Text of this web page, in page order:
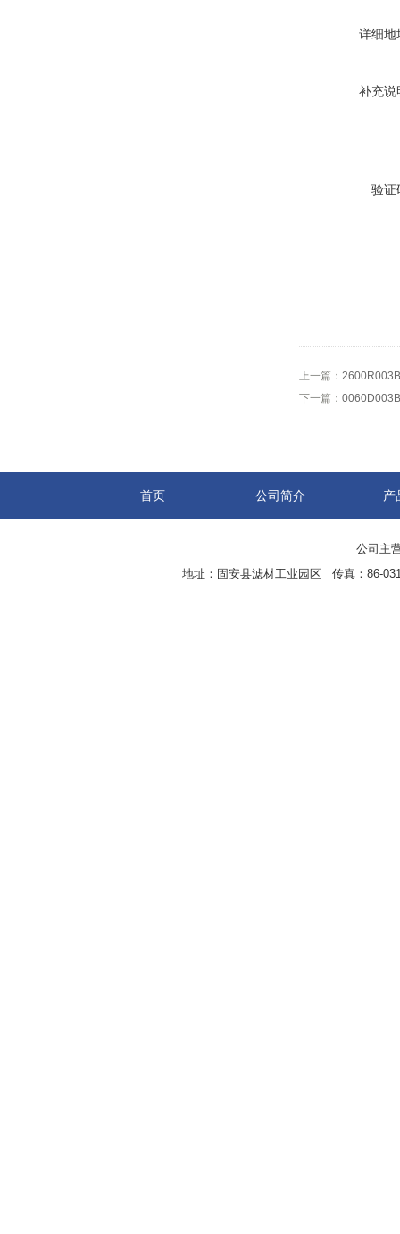
详细地
补充说
验证
上一篇：
下一篇：
首页 公司简介 产
公司主
地址：固安县滤材工业园区 传真：86-